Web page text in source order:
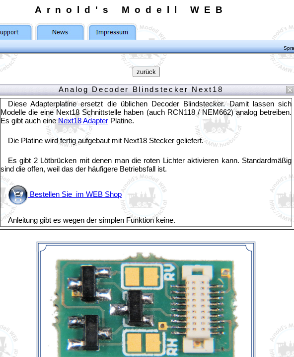
Arnold's Modell WEB
Analog Decoder Blindstecker Next18
Diese Adapterplatine ersetzt die üblichen Decoder Blindstecker. Damit lassen sich
Modelle die eine Next18 Schnittstelle haben (auch RCN118 / NEM662) analog betreiben.
Es gibt auch eineNext18 Adapter Platine.
Die Platine wird fertig aufgebaut mit Next18 Stecker geliefert.
Es gibt 2 Lötbrücken mit denen man die roten Lichter aktivieren kann. Standardmäßig
sind die offen, weil das der häufigere Betriebsfall ist.
Bestellen Sie im WEB Shop
Anleitung gibt es wegen der simplen Funktion keine.